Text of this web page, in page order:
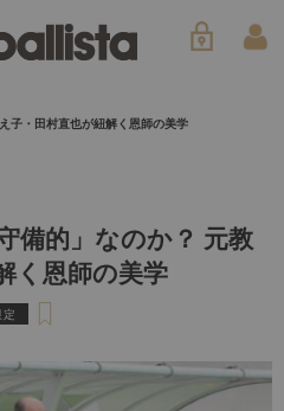
子・田村直也が紐解く恩師の美学
備的」なのか？ 元教
く恩師の美学